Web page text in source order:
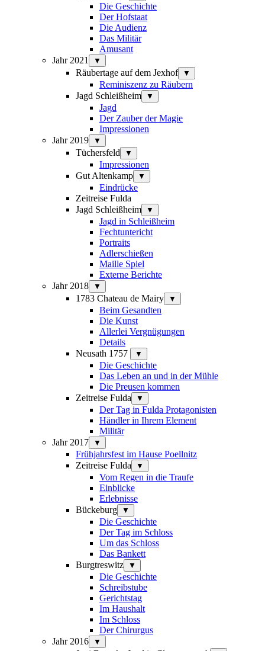
Die Geschichte
Der Hofstaat
Die Audienz
Das Militär
Amusant
Jahr 2021
▼
Räubertage auf dem Jexhof ▼
Reminiszenz zu Räubern
Jagd Schleißheim
▼
Jagd
Der Zauber der Magie
Impressionen
Jahr 2019
▼
Tüchersfeld ▼
Impressionen
Gut Altenkamp
▼
Eindrücke
Zeitreise Fulda
Jagd Schleißheim
▼
Jagd in Schleißheim
Fechtuntericht
Portraits
Adlerschießen
Maille Spiel
Externe Berichte
Jahr 2018
▼
1783 Chateau de Mairy ▼
Beim Gesandten
Die Kunst
Allerlei Vergnügungen
Details
Neusath 1757
▼
Die Geschichte
Das Leben an und in der Mühle
Die Preusen kommen
Zeitreise Fulda
▼
Der Tag in Fulda Protagonisten
Händler in Ihrem Element
Militär
Jahr 2017
▼
Frühjahrsfest im Hause Poellnitz
Zeitreise Fulda
▼
Vom Regen in die Traufe
Einblicke
Erlebnisse
Bückeburg
▼
Die Geschichte
Der Tag im Schloss
Um das Schloss
Das Bankett
Burgtreswitz
▼
Die Geschichte
Schreibstube
Gerichtstag
Im Haushalt
Im Schloss
Der Chirurgus
Jahr 2016
▼